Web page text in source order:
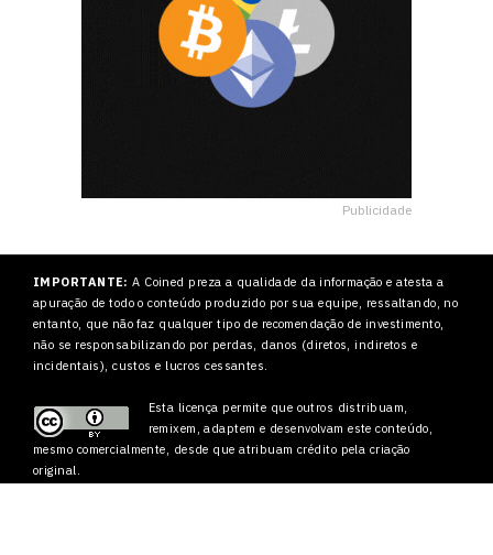
Publicidade
IMPORTANTE: A Coined preza a qualidade da informação e atesta a
apuração de todo o conteúdo produzido por sua equipe, ressaltando, no
entanto, que não faz qualquer tipo de recomendação de investimento,
não se responsabilizando por perdas, danos (diretos, indiretos e
incidentais), custos e lucros cessantes.
Esta licença permite que outros distribuam,
remixem, adaptem e desenvolvam este conteúdo,
mesmo comercialmente, desde que atribuam crédito pela criação
original.